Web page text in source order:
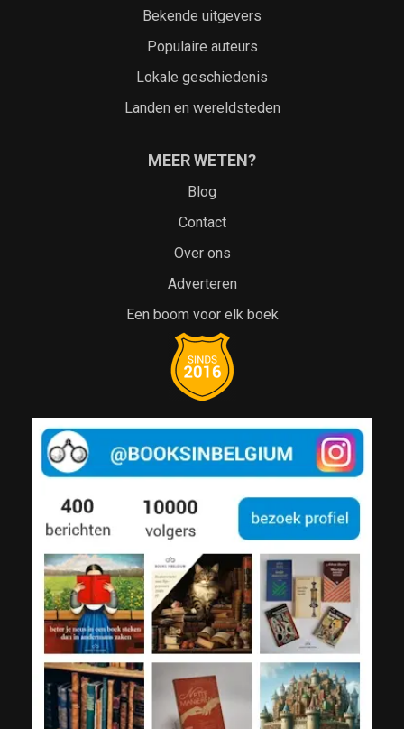
Bekende uitgevers
Populaire auteurs
Lokale geschiedenis
Landen en wereldsteden
MEER WETEN?
Blog
Contact
Over ons
Adverteren
Een boom voor elk boek